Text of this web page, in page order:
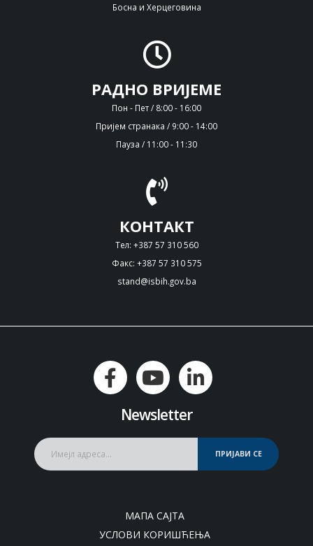
Босна и Херцеговина
РАДНО ВРИЈЕМЕ
Пон - Пет / 8:00 - 16:00
Пријем странака / 9:00 - 14:00
Пауза / 11:00 - 11:30
КОНТАКТ
Тел: +387 57 310 560
Факс: +387 57 310 575
stand@isbih.gov.ba
Newsletter
ПРИЈАВИ СЕ
МАПА САЈТА
УСЛОВИ КОРИШЋЕЊА